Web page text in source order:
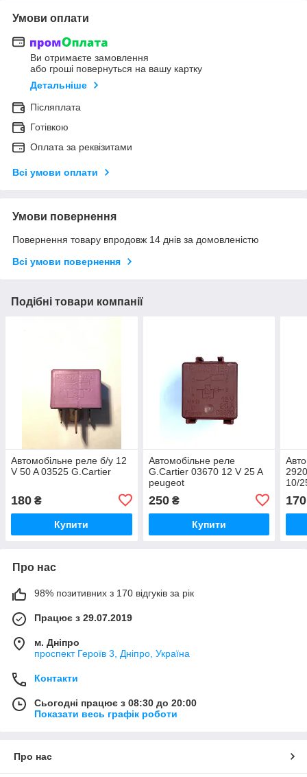
Умови оплати
Ви отримаєте замовлення
або гроші повернуться на вашу картку
Детальніше
Післяплата
Готівкою
Оплата за реквізитами
Всі умови оплати
Умови повернення
Повернення товару впродовж 14 днів за домовленістю
Всі умови повернення
Подібні товари компанії
Автомобільне реле б/у 12
V 50 A 03525 G.Cartier
180 ₴
Купити
Автомобільне реле
G.Cartier 03670 12 V 25 A
peugeot
250₴
Купити
10/
170
Про нас
98% позитивних з 170 відгуків за рік
Працює з 29.07.2019
м. Дніпро
проспект Героїв 3, Дніпро, Україна
Контакти
Сьогодні працює з 08:30 до 20:00
Показати весь графік роботи
Про нас